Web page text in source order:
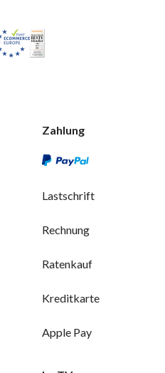
Zahlung
Lastschrift
Rechnung
Ratenkauf
Kreditkarte
Apple Pay